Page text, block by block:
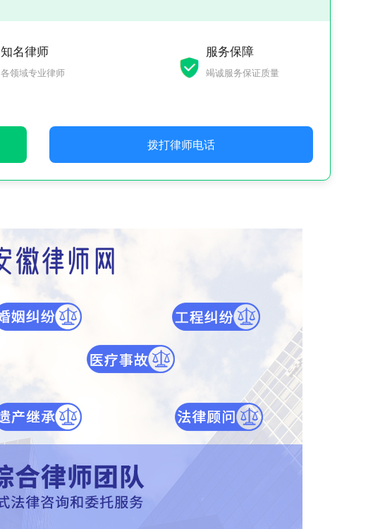
知名律师
各领域专业律师
服务保障
竭诚服务保证质量
拨打律师电话